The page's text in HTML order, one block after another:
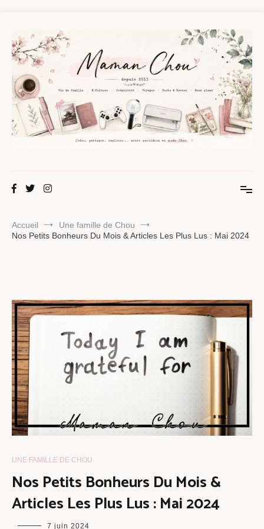
contenu
Maman Chou
Accueil
Une famille de Chou
Nos Petits Bonheurs Du Mois & Articles Les Plus Lus : Mai 2024
UNE FAMILLE DE CHOU
Nos Petits Bonheurs Du Mois &
Articles Les Plus Lus : Mai 2024
maman 7 juin 2024